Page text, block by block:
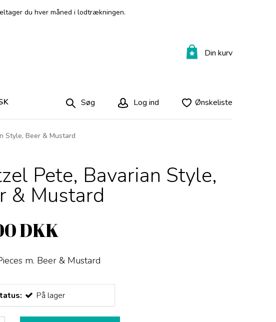
du hver måned i lodtrækningen.
Din kurv
Søg Log ind Ønskeliste
Style, Beer & Mustard
Pete, Bavarian Style,
& Mustard
DKK
m. Beer & Mustard
På lager